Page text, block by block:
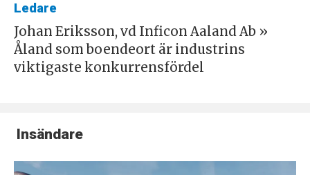
Ledare
Johan Eriksson, vd Inficon Aaland Ab »
Åland som boendeort är industrins
viktigaste konkurrensfördel
Insändare